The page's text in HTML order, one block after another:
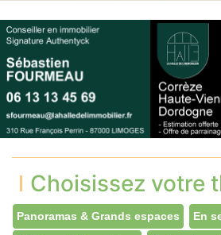
Choisissez votre
Panoramas & Grands espaces En